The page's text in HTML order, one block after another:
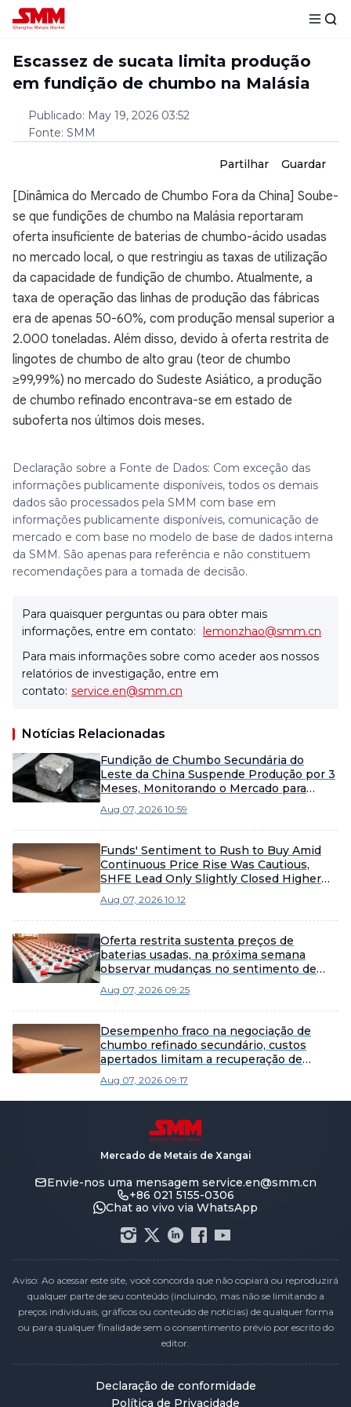
Escassez de sucata limita produção
em fundição de chumbo na Malásia
Publicado: May 19, 2026 03:52
Fonte: SMM
Partilhar Guardar
[Dinâmica do Mercado de Chumbo Fora da China] Soube-
se que fundições de chumbo na Malásia reportaram
oferta insuficiente de baterias de chumbo-ácido usadas
no mercado local, o que restringiu as taxas de utilização
da capacidade de fundição de chumbo. Atualmente, a
taxa de operação das linhas de produção das fábricas
era de apenas 50-60%, com produção mensal superior a
2.000 toneladas. Além disso, devido à oferta restrita de
lingotes de chumbo de alto grau (teor de chumbo
≥99,99%) no mercado do Sudeste Asiático, a produção
de chumbo refinado encontrava-se em estado de
suboferta nos últimos dois meses.
Declaração sobre a Fonte de Dados: Com exceção das
informações publicamente disponíveis, todos os demais
dados são processados pela SMM com base em
informações publicamente disponíveis, comunicação de
mercado e com base no modelo de base de dados interna
da SMM. São apenas para referência e não constituem
recomendações para a tomada de decisão.
Para quaisquer perguntas ou para obter mais
informações, entre em contato: lemonzhao@smm.cn
Para mais informações sobre como aceder aos nossos
relatórios de investigação, entre em
contato: service.en@smm.cn
Notícias Relacionadas
Fundição de Chumbo Secundária do
Leste da China Suspende Produção por 3
Meses, Monitorando o Mercado para
Aug 07, 2026 10:59
Funds' Sentiment to Rush to Buy Amid
Continuous Price Rise Was Cautious,
SHFE Lead Only Slightly Closed Higher
Aug 07, 2026 10:12
Oferta restrita sustenta preços de
baterias usadas, na próxima semana
observar mudanças no sentimento de
Battery Weekly Review]
Aug 07, 2026 09:25
Desempenho fraco na negociação de
chumbo refinado secundário, custos
apertados limitam a recuperação de
Refinado Secundário da SMM]
Aug 07, 2026 09:17
Mercado de Metais de Xangai
Envie-nos uma mensagem service.en@smm.cn
+86 021 5155-0306
Chat ao vivo via WhatsApp
Aviso: Ao acessar este site, você concorda que não copiará ou reproduzirá
qualquer parte de seu conteúdo (incluindo, mas não se limitando a
preços individuais, gráficos ou conteúdo de notícias) de qualquer forma
ou para qualquer finalidade sem o consentimento prévio por escrito do
editor.
Declaração de conformidade
Política de Privacidade